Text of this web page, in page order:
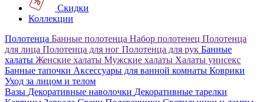
Скидки
Коллекции
Полотенца Банные полотенца Набор полотенец Полотенца
для лица Полотенца для ног Полотенца для рук Банные
халаты Женские халаты Мужские халаты Халаты унисекс
Банные тапочки Аксессуары для ванной комнаты Коврики
Уход за лицом и телом
Вазы Декоративные наволочки Декоративные тарелки